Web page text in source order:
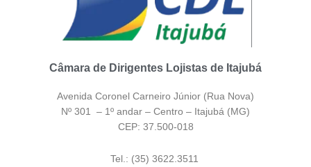
Câmara de Dirigentes Lojistas de Itajubá
Avenida Coronel Carneiro Júnior (Rua Nova)
Nº 301 – 1º andar – Centro – Itajubá (MG)
CEP: 37.500-018
Tel.: (35) 3622.3511